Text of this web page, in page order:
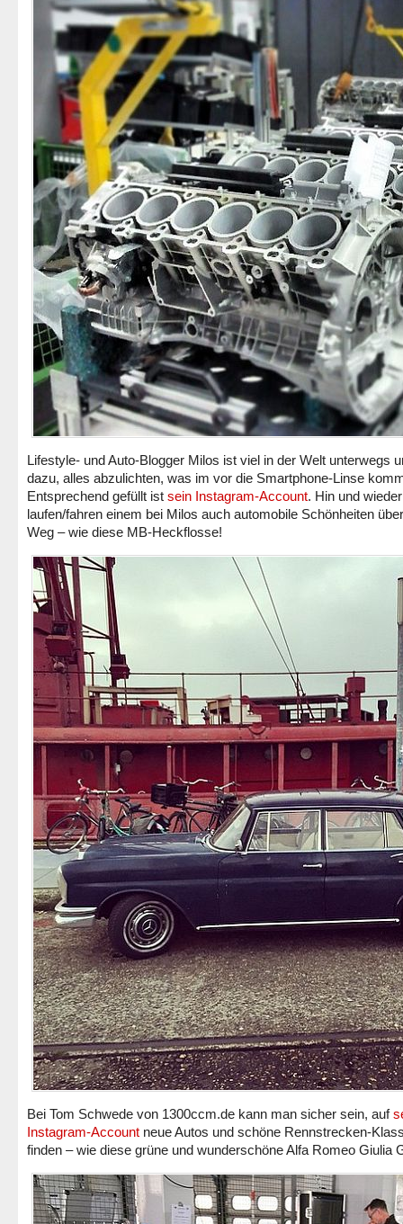
Lifestyle- und Auto-Blogger Milos ist viel in der Welt unterwegs
dazu, alles abzulichten, was im vor die Smartphone-Linse
Entsprechend gefüllt ist sein Instagram-Account. Hin und wieder
laufen/fahren einem bei Milos auch automobile Schönheiten
Weg – wie diese MB-Heckflosse!
Bei Tom Schwede von 1300ccm.de kann man sicher sein, auf
Instagram-Account neue Autos und schöne Rennstrecken-
finden – wie diese grüne und wunderschöne Alfa Romeo Giulia